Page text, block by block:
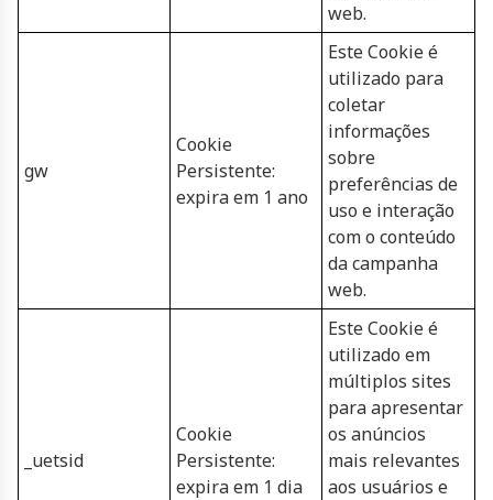
web.
gw
Cookie
Persistente:
expira em 1 ano
Este Cookie é
utilizado para
coletar
informações
sobre
preferências de
uso e interação
com o conteúdo
da campanha
web.
_uetsid
Cookie
Persistente:
expira em 1 dia
Este Cookie é
utilizado em
múltiplos sites
para apresentar
os anúncios
mais relevantes
aos usuários e